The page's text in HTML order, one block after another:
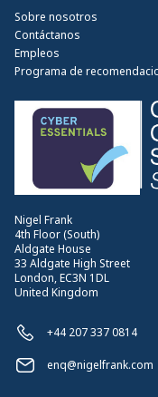
Nigel Frank
4th Floor (South)
Aldgate House
33 Aldgate High Street
London, EC3N 1DL
United Kingdom
+44 207 337 0814
enq@nigelfrank.com
Sobre nosotros
Contáctanos
Empleos
Programa de